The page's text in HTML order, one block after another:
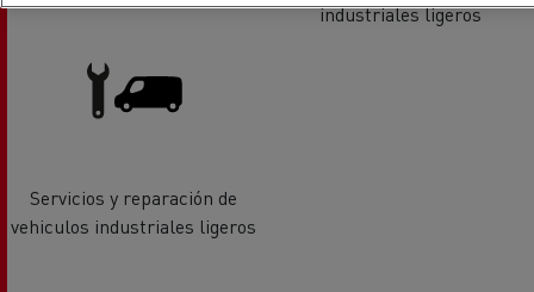
industriales ligeros
Servicios y reparación de
vehiculos industriales ligeros